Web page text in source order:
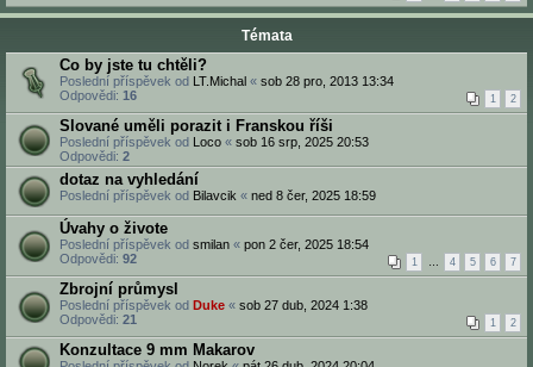
Témata
Co by jste tu chtěli?
Poslední příspěvek od LT.Michal « sob 28 pro, 2013 13:34
Odpovědi: 16 1 2
Slované uměli porazit i Franskou říši
Poslední příspěvek od Loco « sob 16 srp, 2025 20:53
Odpovědi: 2
dotaz na vyhledání
Poslední příspěvek od Bilavcik « ned 8 čer, 2025 18:59
Úvahy o živote
Poslední příspěvek od smilan « pon 2 čer, 2025 18:54
Odpovědi: 92 1 … 4 5 6 7
Zbrojní průmysl
Poslední příspěvek od Duke « sob 27 dub, 2024 1:38
Odpovědi: 21 1 2
Konzultace 9 mm Makarov